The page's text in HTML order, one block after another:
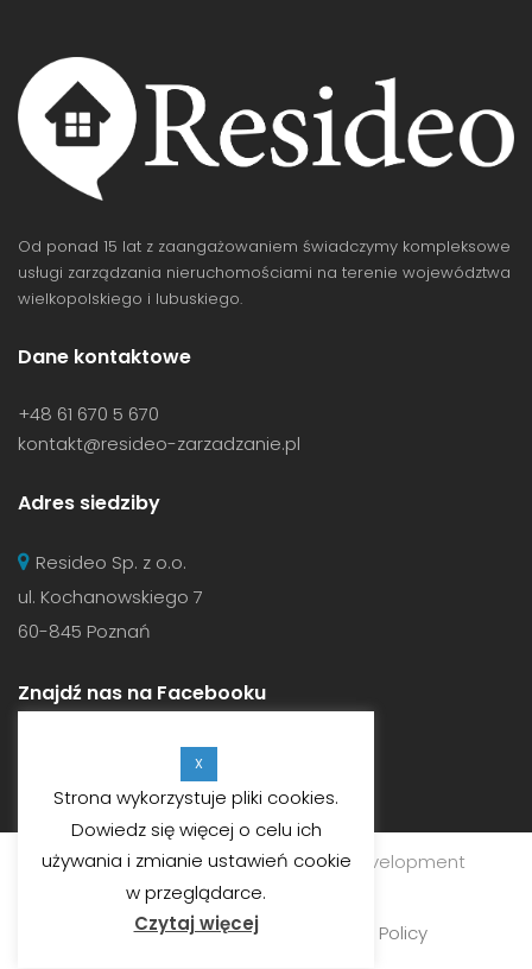
Od ponad 15 lat z zaangażowaniem świadczymy kompleksowe
usługi zarządzania nieruchomościami na terenie województwa
wielkopolskiego i lubuskiego.
Dane kontaktowe
+48 61 670 5 670
kontakt@resideo-zarzadzanie.pl
Adres siedziby
Resideo Sp. z o.o.
ul. Kochanowskiego 7
60-845 Poznań
Znajdź nas na Facebooku
© 2019 RESIDEO SP. Z O.O.Web Development
Customate.
Ogólne warunki najmu
Privacy Policy
X
Strona wykorzystuje pliki cookies.
Dowiedz się więcej o celu ich
używania i zmianie ustawień cookie
w przeglądarce.
Czytaj więcej